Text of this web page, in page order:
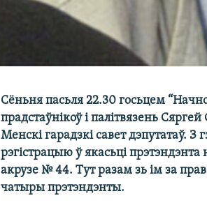
Сёньня пасьля 22.30 госьцем
прадстаўнікоў і палітвязень
Менскі гарадзкі савет дэпутатаў.
рэгістрацыю ў якасьці
акрузе № 44. Тут разам зь ім за
чатыры прэтэндэнты.